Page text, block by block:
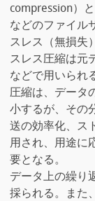
compression）
などのファイル
スレス（無損失
スレス圧縮は元
などで用いられ
圧縮は、データ
小するが、その
送の効率化、ス
用され、用途に
要となる。
データ上の繰り
採られる。また